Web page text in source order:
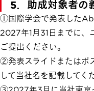
5．助成対象者の
①国際学会で発表した
2027年1月31日までに、
ご提出ください。
②発表スライドまたは
して当社名を記載してく